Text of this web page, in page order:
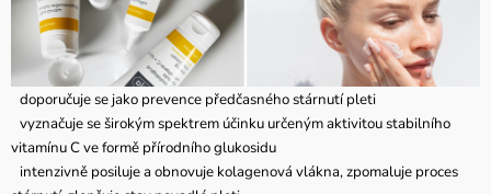
doporučuje se jako prevence předčasného stárnutí pleti
vyznačuje se širokým spektrem účinku určeným aktivitou stabilního
vitamínu C ve formě přírodního glukosidu
intenzivně posiluje a obnovuje kolagenová vlákna, zpomaluje proces